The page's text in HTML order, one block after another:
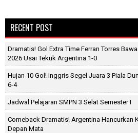
RECENT POST
Dramatis! Gol Extra Time Ferran Torres
2026 Usai Tekuk Argentina 1-0
Hujan 10 Gol! Inggris Segel Juara 3 Piala
6-4
Jadwal Pelajaran SMPN 3 Selat Semester I
Comeback Dramatis! Argentina Hancurkan
Depan Mata